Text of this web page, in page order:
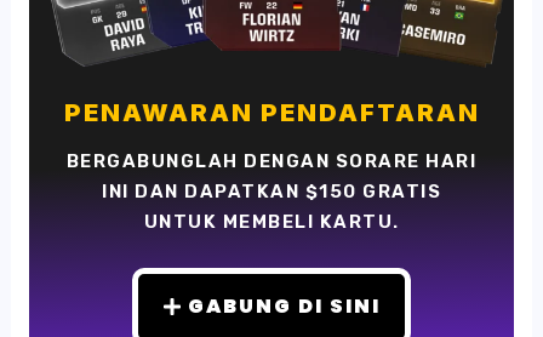
PENAWARAN PENDAFTARAN
BERGABUNGLAH DENGAN SORARE HARI
INI DAN DAPATKAN $150 GRATIS
UNTUK MEMBELI KARTU.
GABUNG DI SINI